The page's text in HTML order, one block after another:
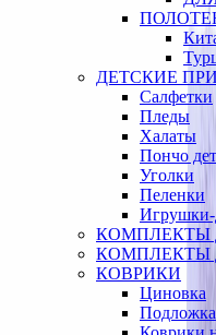
ДЕТСКИЕ
Салфетки
Пледы
Халаты
Пончо
Уголки
Пеленки
Игрушки-
КОМПЛЕКТЫ
КОМПЛЕКТЫ
КОВРИКИ
Циновка
Подложка